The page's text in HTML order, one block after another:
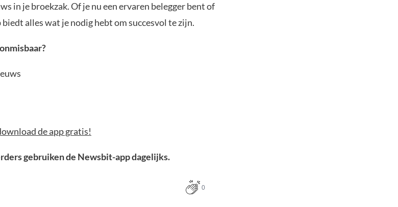
in je broekzak. Of je nu een ervaren belegger bent of
alles wat je nodig hebt om succesvol te zijn.
de app gratis!
gebruiken de Newsbit-app dagelijks.
0